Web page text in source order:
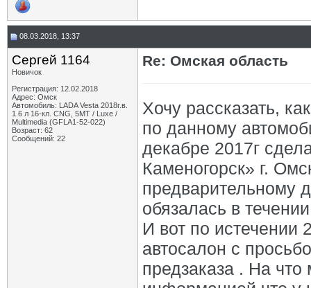
08.03.2018, 13:37
Сергей 1164
Новичок
Регистрация: 12.02.2018
Адрес: Омск
Автомобиль: LADA Vesta 2018г.в.
1.6 л 16-кл. CNG, 5МТ / Luxe /
Multimedia (GFLA1-52-022)
Возраст: 62
Сообщений: 22
Re: Омская область
Хочу рассказать,
по данному
декабре 2017г
Каменогорск» г.
предварительному
обязалась в
И вот по истечении
автосалон с
предзаказа . На